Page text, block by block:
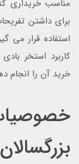
مناسب خریداری
برای داشتن
استفاده قرار می
کاربرد استخر
خرید آن را انجام
بزرگسالان